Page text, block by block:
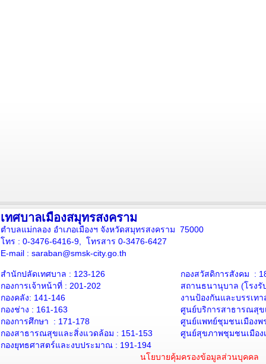
เทศบาลเมืองสมุทรสงคราม
ตำบลแม่กลอง อำเภอเมืองฯ จังหวัดสมุทรสงคราม 75000
โทร : 0-3476-6416-9, โทรสาร 0-3476-6427
E-mail : saraban@smsk-city.go.th
สำนักปลัดเทศบาล : 123-126
กองการเจ้าหน้าที่ : 201-202
กองคลัง: 141-146
กองช่าง : 161-163
กองการศึกษา : 171-178
กองสาธารณสุขและสิ่งแวดล้อม : 151-153
กองยุทธศาสตร์และงบประมาณ : 191-194
กองสวัสดิการสังคม :
สถานธนานุบาล (โรงรั
งานป้องกันและบรรเท
ศูนย์บริการสาธารณสุข
ศูนย์แพทย์ชุมชนเมือง
ศูนย์สุขภาพชุมชนเมือง
นโยบายคุ้มครองข้อมูลส่วนบุคคล